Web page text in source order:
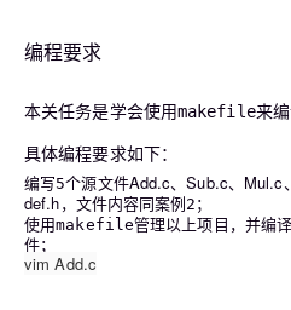
编程要求
本关任务是学会使用makefile来编
具体编程要求如下：
编写5个源文件Add.c、Sub.c、Mul.c
def.h，文件内容同案例2 ；
使用makefile管理以上项目，并编
件；
vim Add.c